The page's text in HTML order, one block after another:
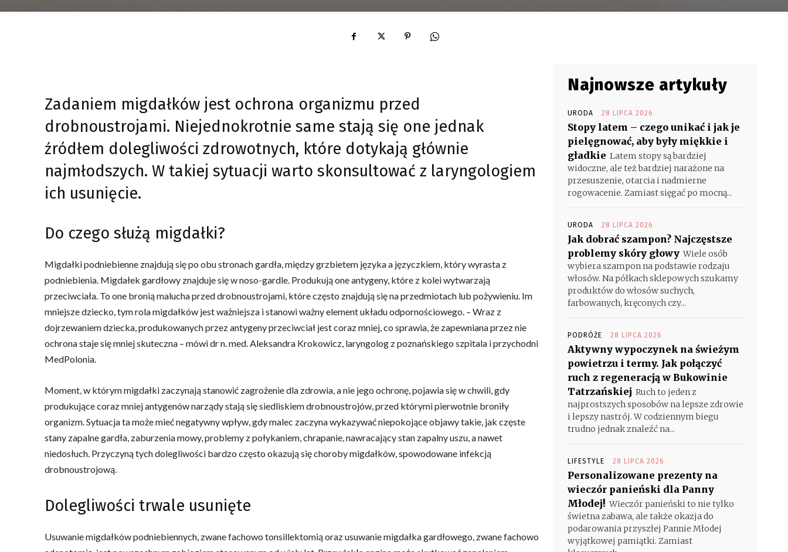
Zadaniem migdałków jest ochrona organizmu przed
drobnoustrojami. Niejednokrotnie same stają się one jednak
źródłem dolegliwości zdrowotnych, które dotykają głównie
najmłodszych. W takiej sytuacji warto skonsultować z laryngologiem
ich usunięcie.
Do czego służą migdałki?
Migdałki podniebienne znajdują się po obu stronach gardła, między grzbietem języka a języczkiem, który wyrasta z
podniebienia. Migdałek gardłowy znajduje się w noso-gardle. Produkują one antygeny, które z kolei wytwarzają
przeciwciała. To one bronią malucha przed drobnoustrojami, które często znajdują się na przedmiotach lub pożywieniu. Im
mniejsze dziecko, tym rola migdałków jest ważniejsza i stanowi ważny element układu odpornościowego. – Wraz z
dojrzewaniem dziecka, produkowanych przez antygeny przeciwciał jest coraz mniej, co sprawia, że zapewniana przez nie
ochrona staje się mniej skuteczna – mówi dr n. med. Aleksandra Krokowicz, laryngolog z poznańskiego szpitala i przychodni
MedPolonia.
Moment, w którym migdałki zaczynają stanowić zagrożenie dla zdrowia, a nie jego ochronę, pojawia się w chwili, gdy
produkujące coraz mniej antygenów narządy stają się siedliskiem drobnoustrojów, przed którymi pierwotnie broniły
organizm. Sytuacja ta może mieć negatywny wpływ, gdy malec zaczyna wykazywać niepokojące objawy takie, jak częste
stany zapalne gardła, zaburzenia mowy, problemy z połykaniem, chrapanie, nawracający stan zapalny uszu, a nawet
niedosłuch. Przyczyną tych dolegliwości bardzo często okazują się choroby migdałków, spowodowane infekcją
drobnoustrojową.
Dolegliwości trwale usunięte
Usuwanie migdałków podniebiennych, zwane fachowo tonsillektomią oraz usuwanie migdałka gardłowego, zwane fachowo
Najnowsze artykuły
URODA 28 LIPCA 2026
Stopy latem – czego unikać i jak je
pielęgnować, aby były miękkie i
gładkie Latem stopy są bardziej
widoczne, ale też bardziej narażone na
przesuszenie, otarcia i nadmierne
rogowacenie. Zamiast sięgać po mocną...
URODA 28 LIPCA 2026
Jak dobrać szampon? Najczęstsze
problemy skóry głowy Wiele osób
wybiera szampon na podstawie rodzaju
włosów. Na półkach sklepowych szukamy
produktów do włosów suchych,
farbowanych, kręconych czy...
PODRÓŻE 28 LIPCA 2026
Aktywny wypoczynek na świeżym
powietrzu i termy. Jak połączyć
ruch z regeneracją w Bukowinie
Tatrzańskiej Ruch to jeden z
najprostszych sposobów na lepsze zdrowie
i lepszy nastrój. W codziennym biegu
trudno jednak znaleźć na...
LIFESTYLE 28 LIPCA 2026
Personalizowane prezenty na
wieczór panieński dla Panny
Młodej! Wieczór panieński to nie tylko
świetna zabawa, ale także okazja do
podarowania przyszłej Pannie Młodej
wyjątkowej pamiątki. Zamiast